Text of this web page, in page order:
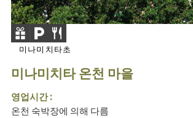
미나미치타초
미나미치타 온천 마을
영업시간 :
온천 숙박장에 의해 다름